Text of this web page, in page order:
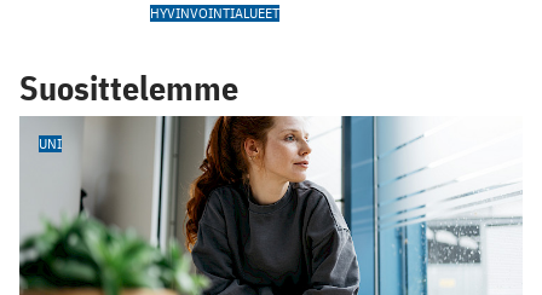
HYVINVOINTIALUEET
Suosittelemme
UNI